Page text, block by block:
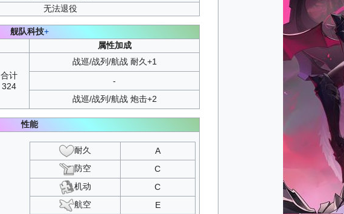
无法退役
舰队科技+
属性加成
合计
324
战巡/战列/航战 耐久+1
-
战巡/战列/航战 炮击+2
性能
耐久
A
防空
C
机动
C
航空
E